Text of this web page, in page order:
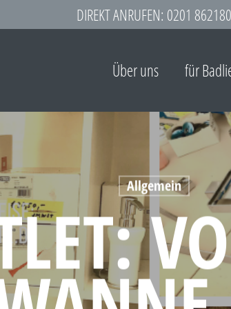
DIREKT ANRUFEN: 0201 862180
Über uns für
Allgemein